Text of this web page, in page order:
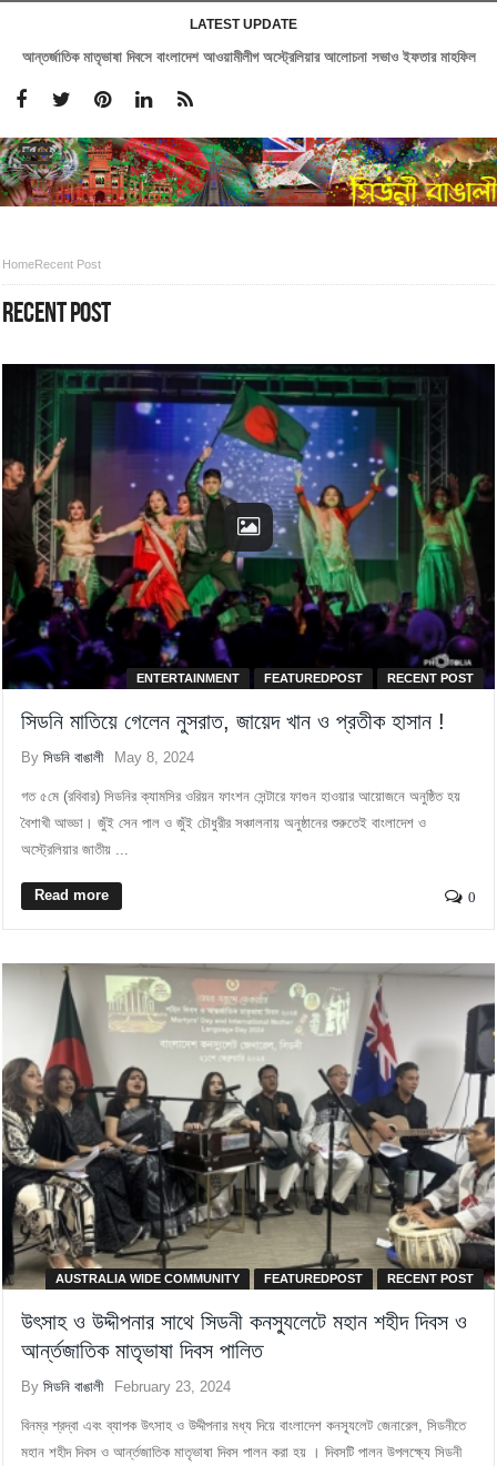
LATEST UPDATE
আন্তর্জাতিক মাতৃভাষা দিবসে বাংলাদেশ আওয়ামীলীগ অস্ট্রেলিয়ার আলোচনা সভাও ইফতার মাহফিল
HomeRecent Post
RECENT POST
ENTERTAINMENT FEATUREDPOST RECENT POST
সিডনি মাতিয়ে গেলেন নুসরাত, জায়েদ খান ও প্রতীক হাসান !
Byসিডনি বাঙালী May 8, 2024
গত ৫মে (রবিবার) সিডনির ক্যামসির ওরিয়ন ফাংশন সেন্টারে ফাগুন হাওয়ার আয়োজনে অনুষ্ঠিত হয়
বৈশাখী আড্ডা। জুঁই সেন পাল ও জুঁই চৌধুরীর সঞ্চালনায় অনুষ্ঠানের শুরুতেই বাংলাদেশ ও
অস্ট্রেলিয়ার জাতীয় ...
Read more 0
AUSTRALIA WIDE COMMUNITY FEATUREDPOST RECENT POST
উৎসাহ ও উদ্দীপনার সাথে সিডনী কনস্যুলেটে মহান শহীদ দিবস ও
আর্ন্তজাতিক মাতৃভাষা দিবস পালিত
Byসিডনি বাঙালী February 23, 2024
বিনম্র শ্রদ্বা এবং ব্যাপক উৎসাহ ও উদ্দীপনার মধ্য দিয়ে বাংলাদেশ কনস্যূলেট জেনারেল, সিডনীতে
মহান শহীদ দিবস ও আর্ন্তজাতিক মাতৃভাষা দিবস পালন করা হয় । দিবসটি পালন উপলক্ষ্যে সিডনী